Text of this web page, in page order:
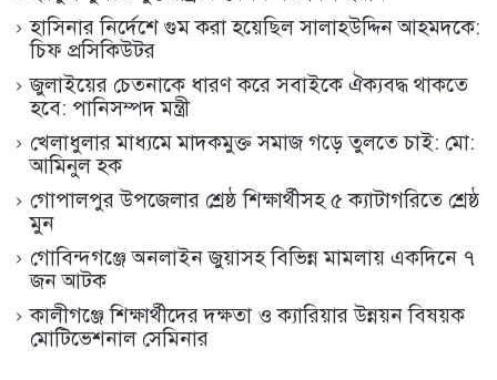
হাসিনার নির্দেশে গুম করা হয়েছিল সালাহউদ্দিন আহমদকে:
চিফ প্রসিকিউটর
জুলাইয়ের চেতনাকে ধারণ করে সবাইকে ঐক্যবদ্ধ থাকতে
হবে: পানিসম্পদ মন্ত্রী
খেলাধুলার মাধ্যমে মাদকমুক্ত সমাজ গড়ে তুলতে চাই: মো:
আমিনুল হক
গোপালপুর উপজেলার শ্রেষ্ঠ শিক্ষার্থীসহ ৫ ক্যাটাগরিতে শ্রেষ্ঠ
মুন
গোবিন্দগঞ্জে অনলাইন জুয়াসহ বিভিন্ন মামলায় একদিনে ৭
জন আটক
কালীগঞ্জে শিক্ষার্থীদের দক্ষতা ও ক্যারিয়ার উন্নয়ন বিষয়ক
মোটিভেশনাল সেমিনার